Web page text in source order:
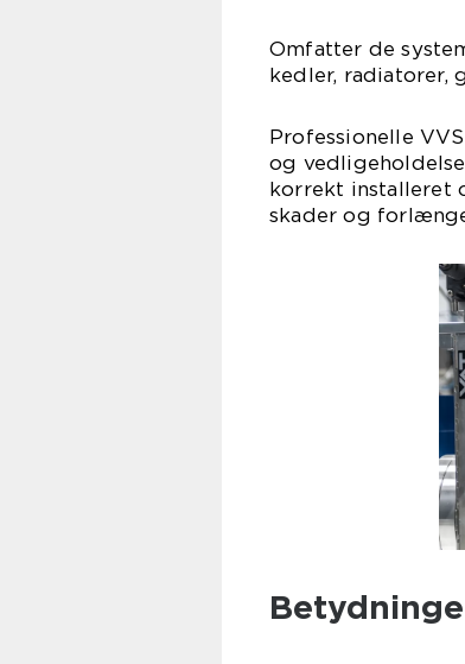
Omfatter de
kedler, radiatorer,
Professionelle
og
korrekt installeret
skader og